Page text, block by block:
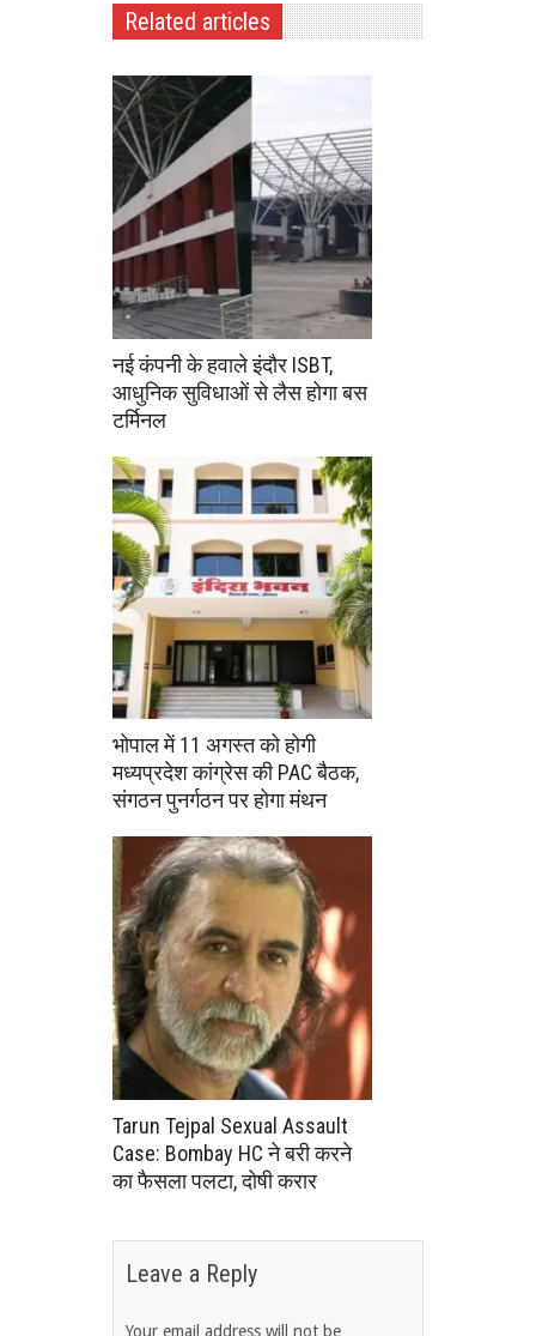
Related articles
नई कंपनी के हवाले इंदौर ISBT,
आधुनिक सुविधाओं से लैस होगा बस
टर्मिनल
भोपाल में 11 अगस्त को होगी
मध्यप्रदेश कांग्रेस की PAC बैठक,
संगठन पुनर्गठन पर होगा मंथन
Tarun Tejpal Sexual Assault
Case: Bombay HC ने बरी करने
का फैसला पलटा, दोषी करार
Leave a Reply
Your email address will not be